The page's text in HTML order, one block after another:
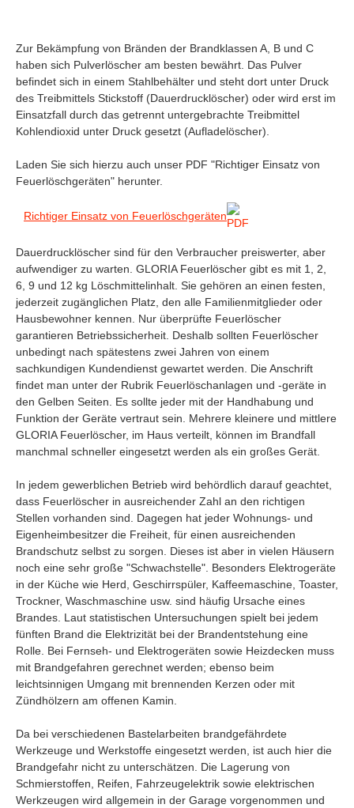
Zur Bekämpfung von Bränden der Brandklassen A, B und C
haben sich Pulverlöscher am besten bewährt. Das Pulver
befindet sich in einem Stahlbehälter und steht dort unter Druck
des Treibmittels Stickstoff (Dauerdrucklöscher) oder wird erst im
Einsatzfall durch das getrennt untergebrachte Treibmittel
Kohlendioxid unter Druck gesetzt (Aufladelöscher).
Laden Sie sich hierzu auch unser PDF "Richtiger Einsatz von
Feuerlöschgeräten" herunter.
Richtiger Einsatz von Feuerlöschgeräten
Dauerdrucklöscher sind für den Verbraucher preiswerter, aber
aufwendiger zu warten. GLORIA Feuerlöscher gibt es mit 1, 2,
6, 9 und 12 kg Löschmittelinhalt. Sie gehören an einen festen,
jederzeit zugänglichen Platz, den alle Familienmitglieder oder
Hausbewohner kennen. Nur überprüfte Feuerlöscher
garantieren Betriebssicherheit. Deshalb sollten Feuerlöscher
unbedingt nach spätestens zwei Jahren von einem
sachkundigen Kundendienst gewartet werden. Die Anschrift
findet man unter der Rubrik Feuerlöschanlagen und -geräte in
den Gelben Seiten. Es sollte jeder mit der Handhabung und
Funktion der Geräte vertraut sein. Mehrere kleinere und mittlere
GLORIA Feuerlöscher, im Haus verteilt, können im Brandfall
manchmal schneller eingesetzt werden als ein großes Gerät.
In jedem gewerblichen Betrieb wird behördlich darauf geachtet,
dass Feuerlöscher in ausreichender Zahl an den richtigen
Stellen vorhanden sind. Dagegen hat jeder Wohnungs- und
Eigenheimbesitzer die Freiheit, für einen ausreichenden
Brandschutz selbst zu sorgen. Dieses ist aber in vielen Häusern
noch eine sehr große "Schwachstelle". Besonders Elektrogeräte
in der Küche wie Herd, Geschirrspüler, Kaffeemaschine, Toaster,
Trockner, Waschmaschine usw. sind häufig Ursache eines
Brandes. Laut statistischen Untersuchungen spielt bei jedem
fünften Brand die Elektrizität bei der Brandentstehung eine
Rolle. Bei Fernseh- und Elektrogeräten sowie Heizdecken muss
mit Brandgefahren gerechnet werden; ebenso beim
leichtsinnigen Umgang mit brennenden Kerzen oder mit
Zündhölzern am offenen Kamin.
Da bei verschiedenen Bastelarbeiten brandgefährdete
Werkzeuge und Werkstoffe eingesetzt werden, ist auch hier die
Brandgefahr nicht zu unterschätzen. Die Lagerung von
Schmierstoffen, Reifen, Fahrzeugelektrik sowie elektrischen
Werkzeugen wird allgemein in der Garage vorgenommen und